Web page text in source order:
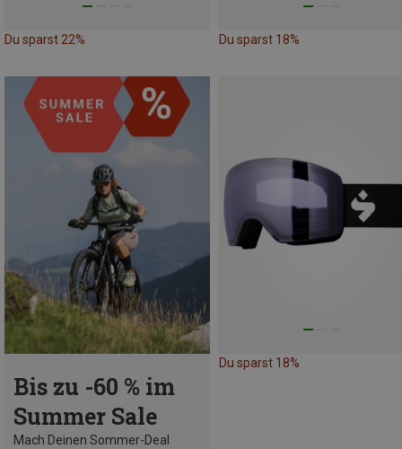
Du sparst 22% Du sparst 18%
Bis zu -60 % im
Summer Sale
Mach Deinen Sommer-Deal
Du sparst 18%